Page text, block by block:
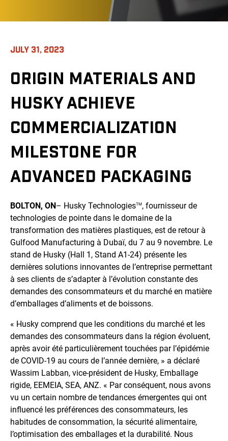
JULY 31, 2023
ORIGIN MATERIALS AND
HUSKY ACHIEVE
COMMERCIALIZATION
MILESTONE FOR
ADVANCED PACKAGING
BOLTON, ON – Husky TechnologiesTM, fournisseur de
technologies de pointe dans le domaine de la
transformation des matières plastiques, est de retour à
Gulfood Manufacturing à Dubaï, du 7 au 9 novembre. Le
stand de Husky (Hall 1, Stand A1-24) présente les
dernières solutions innovantes de l’entreprise permettant
à ses clients de s’adapter à l’évolution constante des
demandes des consommateurs et du marché en matière
d’emballages d’aliments et de boissons.
« Husky comprend que les conditions du marché et les
demandes des consommateurs dans la région évoluent,
après avoir été particulièrement touchées par l’épidémie
de COVID-19 au cours de l’année dernière, » a déclaré
Wassim Labban, vice-président de Husky, Emballage
rigide, EEMEIA, SEA, ANZ. « Par conséquent, nous avons
vu un certain nombre de tendances émergentes qui ont
influencé les préférences des consommateurs, les
habitudes de consommation, la sécurité alimentaire,
l’optimisation des emballages et la durabilité. Nous